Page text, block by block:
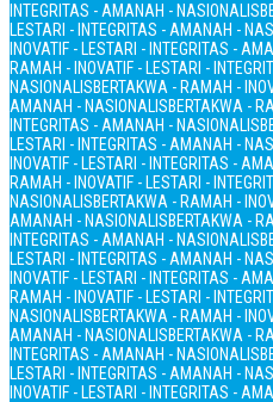
INTEGRITAS - AMANAH - NASIONALIS
LESTARI - INTEGRITAS - AMANAH -
INOVATIF - LESTARI - INTEGRITAS -
RAMAH - INOVATIF - LESTARI -
NASIONALISBERTAKWA - RAMAH -
AMANAH - NASIONALISBERTAKWA -
INTEGRITAS - AMANAH - NASIONALIS
LESTARI - INTEGRITAS - AMANAH -
INOVATIF - LESTARI - INTEGRITAS -
RAMAH - INOVATIF - LESTARI -
NASIONALISBERTAKWA - RAMAH -
AMANAH - NASIONALISBERTAKWA -
INTEGRITAS - AMANAH - NASIONALIS
LESTARI - INTEGRITAS - AMANAH -
INOVATIF - LESTARI - INTEGRITAS -
RAMAH - INOVATIF - LESTARI -
NASIONALISBERTAKWA - RAMAH -
AMANAH - NASIONALISBERTAKWA -
INTEGRITAS - AMANAH - NASIONALIS
LESTARI - INTEGRITAS - AMANAH -
INOVATIF - LESTARI - INTEGRITAS -